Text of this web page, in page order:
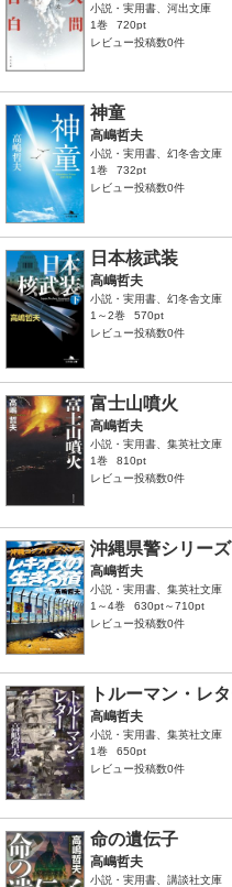
小説・実用書、河出文庫
1巻
720pt
レビュー投稿数0件
神童
高嶋哲夫
小説・実用書、幻冬舎文庫
1巻
732pt
レビュー投稿数0件
日本核武装
高嶋哲夫
小説・実用書、幻冬舎文庫
1～2巻
570pt
レビュー投稿数0件
富士山噴火
高嶋哲夫
小説・実用書、集英社文庫
1巻
810pt
レビュー投稿数0件
沖縄県警シリーズ
高嶋哲夫
小説・実用書、集英社文庫
1～4巻
630pt～710pt
レビュー投稿数0件
トルーマン・レ
高嶋哲夫
小説・実用書、集英社文庫
1巻
650pt
レビュー投稿数0件
命の遺伝子
高嶋哲夫
小説・実用書、講談社文庫